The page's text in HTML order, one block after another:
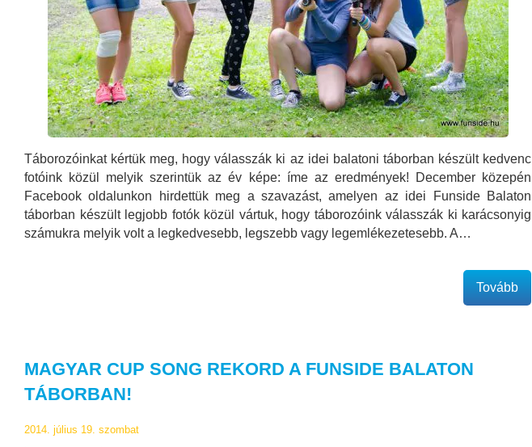
Táborozóinkat kértük meg, hogy válasszák ki az idei balatoni táborban készült kedvenc
fotóink közül melyik szerintük az év képe: íme az eredmények! December közepén
Facebook oldalunkon hirdettük meg a szavazást, amelyen az idei Funside Balaton
táborban készült legjobb fotók közül vártuk, hogy táborozóink válasszák ki karácsonyig
számukra melyik volt a legkedvesebb, legszebb vagy legemlékezetesebb. A…
Tovább
MAGYAR CUP SONG REKORD A FUNSIDE BALATON
TÁBORBAN!
2014. július 19. szombat